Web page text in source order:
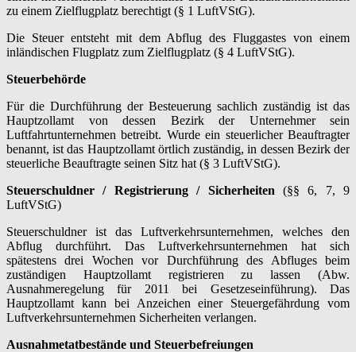
zu einem Zielflugplatz berechtigt (§ 1 LuftVStG).
Die Steuer entsteht mit dem Abflug des Fluggastes von einem
inländischen Flugplatz zum Zielflugplatz (§ 4 LuftVStG).
Steuerbehörde
Für die Durchführung der Besteuerung sachlich zuständig ist das
Hauptzollamt von dessen Bezirk der Unternehmer sein
Luftfahrtunternehmen betreibt. Wurde ein steuerlicher Beauftragter
benannt, ist das Hauptzollamt örtlich zuständig, in dessen Bezirk der
steuerliche Beauftragte seinen Sitz hat (§ 3 LuftVStG).
Steuerschuldner / Registrierung / Sicherheiten (§§ 6, 7, 9
LuftVStG)
Steuerschuldner ist das Luftverkehrsunternehmen, welches den
Abflug durchführt. Das Luftverkehrsunternehmen hat sich
spätestens drei Wochen vor Durchführung des Abfluges beim
zuständigen Hauptzollamt registrieren zu lassen (Abw.
Ausnahmeregelung für 2011 bei Gesetzeseinführung). Das
Hauptzollamt kann bei Anzeichen einer Steuergefährdung vom
Luftverkehrsunternehmen Sicherheiten verlangen.
Ausnahmetatbestände und Steuerbefreiungen